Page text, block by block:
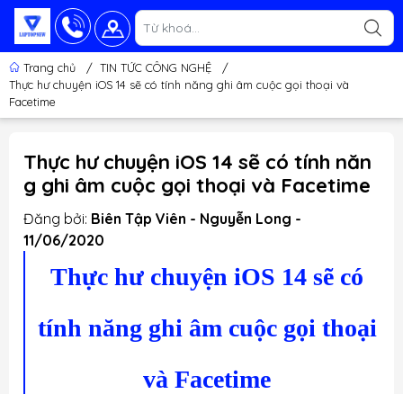
Trang chủ / TIN TỨC CÔNG NGHỆ
/
Thực hư chuyện iOS 14 sẽ có tính năng ghi âm cuộc gọi thoại và
Facetime
Thực hư chuyện iOS 14 sẽ có tính năn
g ghi âm cuộc gọi thoại và Facetime
Đăng bởi: Biên Tập Viên - Nguyễn Long -
11/06/2020
Thực hư chuyện iOS 14 sẽ có
tính năng ghi âm cuộc gọi thoại
và Facetime